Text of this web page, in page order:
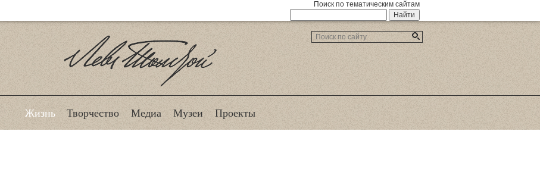
Поиск по тематическим сайтам
Лев Толстой
Жизнь Творчество Медиа Музеи Проекты